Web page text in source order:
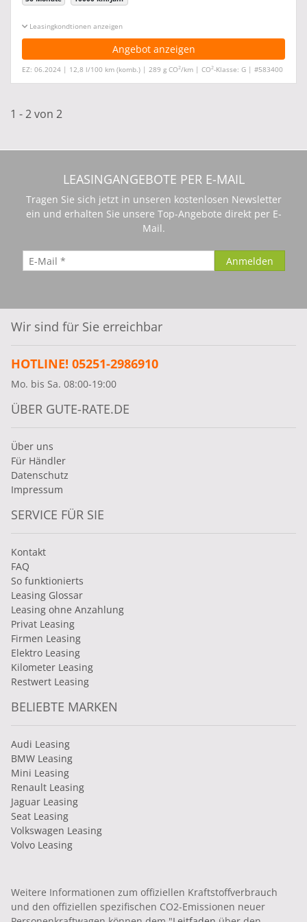
Leasingkonditionen ein-/ausblenden
Angebot anzeigen
EZ: 06.2024 | 12,8 l/100 km (komb.) | 289 g CO2/km | CO2-Klasse: G | #583400
1 - 2 von 2
LEASINGANGEBOTE PER E-MAIL
Tragen Sie sich jetzt in unseren kostenlosen Newsletter
ein und erhalten Sie unsere Top-Angebote direkt per E-
Mail.
Wir sind für Sie erreichbar
HOTLINE! 05251-2986910
Mo. bis Sa. 08:00-19:00
ÜBER GUTE-RATE.DE
Über uns
Für Händler
Datenschutz
Impressum
SERVICE FÜR SIE
Kontakt
FAQ
So funktionierts
Leasing Glossar
Leasing ohne Anzahlung
Privat Leasing
Firmen Leasing
Elektro Leasing
Kilometer Leasing
Restwert Leasing
BELIEBTE MARKEN
Audi Leasing
BMW Leasing
Mini Leasing
Renault Leasing
Jaguar Leasing
Seat Leasing
Volkswagen Leasing
Volvo Leasing
Weitere Informationen zum offiziellen Kraftstoffverbrauch
und den offiziellen spezifischen CO2-Emissionen neuer